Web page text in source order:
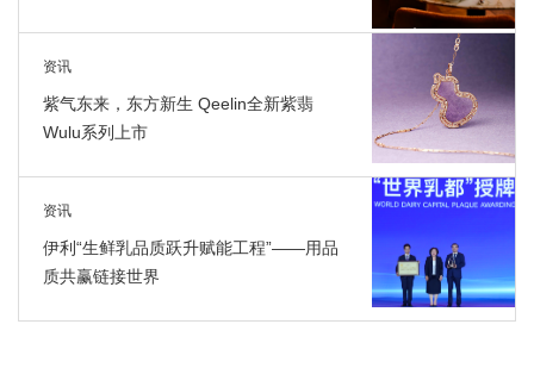
资讯
紫气东来，东方新生 Qeelin全新紫翡
Wulu系列上市
资讯
伊利“生鲜乳品质跃升赋能工程”——用品
质共赢链接世界